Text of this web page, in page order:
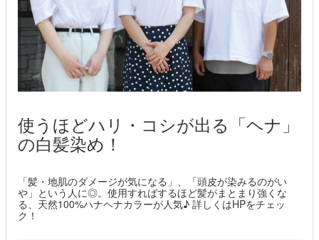
使うほどハリ・コシが出る「ヘナ」
の白髪染め！
「髪・地肌のダメージが気になる」、「頭皮が染みるのがい
や」という人に◎。使用すればするほど髪がまとまり強くな
る、天然100%ハナヘナカラーが人気♪ 詳しくはHPをチェッ
ク！